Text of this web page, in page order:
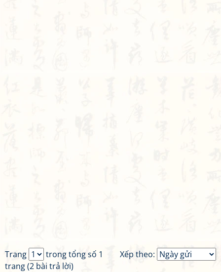
Xếp theo:
Trang
trong tổng số 1
trang (2 bài trả lời)